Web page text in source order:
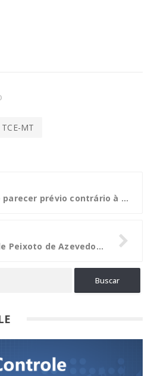
TCE-MT
TCE-MT emite parecer prévio contrário à aprovação das contas de Nova Nazaré
Contas de governo de Peixoto de Azevedo recebem parecer contrário à aprovação